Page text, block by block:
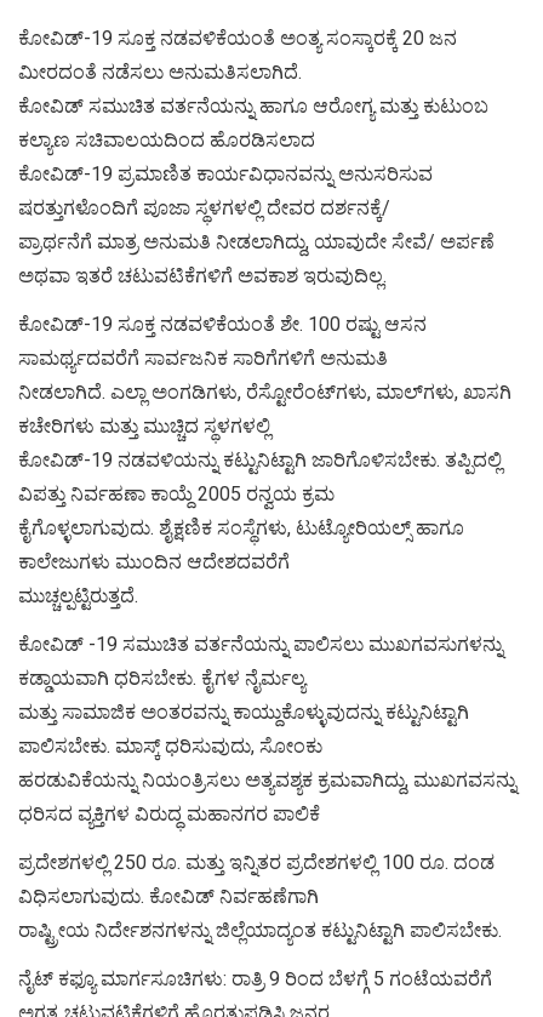
ಕೋವಿಡ್-19 ಸೂಕ್ತ ನಡವಳಿಕೆಯಂತೆ ಅಂತ್ಯ ಸಂಸ್ಕಾರಕ್ಕೆ 20 ಜನ
ಮೀರದಂತೆ ನಡೆಸಲು ಅನುಮತಿಸಲಾಗಿದೆ.
ಕೋವಿಡ್ ಸಮುಚಿತ ವರ್ತನೆಯನ್ನು ಹಾಗೂ ಆರೋಗ್ಯ ಮತ್ತು ಕುಟುಂಬ
ಕಲ್ಯಾಣ ಸಚಿವಾಲಯದಿಂದ ಹೊರಡಿಸಲಾದ
ಕೋವಿಡ್-19 ಪ್ರಮಾಣಿತ ಕಾರ್ಯವಿಧಾನವನ್ನು ಅನುಸರಿಸುವ
ಷರತ್ತುಗಳೊಂದಿಗೆ ಪೂಜಾ ಸ್ಥಳಗಳಲ್ಲಿ ದೇವರ ದರ್ಶನಕ್ಕೆ/
ಪ್ರಾರ್ಥನೆಗೆ ಮಾತ್ರ ಅನುಮತಿ ನೀಡಲಾಗಿದ್ದು, ಯಾವುದೇ ಸೇವೆ/ ಅರ್ಪಣೆ
ಅಥವಾ ಇತರೆ ಚಟುವಟಿಕೆಗಳಿಗೆ ಅವಕಾಶ ಇರುವುದಿಲ್ಲ.
ಕೋವಿಡ್-19 ಸೂಕ್ತ ನಡವಳಿಕೆಯಂತೆ ಶೇ. 100 ರಷ್ಟು ಆಸನ
ಸಾಮರ್ಥ್ಯದವರೆಗೆ ಸಾರ್ವಜನಿಕ ಸಾರಿಗೆಗಳಿಗೆ ಅನುಮತಿ
ನೀಡಲಾಗಿದೆ. ಎಲ್ಲಾ ಅಂಗಡಿಗಳು, ರೆಸ್ಟೋರೆಂಟ್‌ಗಳು, ಮಾಲ್‌ಗಳು, ಖಾಸಗಿ
ಕಚೇರಿಗಳು ಮತ್ತು ಮುಚ್ಚಿದ ಸ್ಥಳಗಳಲ್ಲಿ
ಕೋವಿಡ್-19 ನಡವಳಿಯನ್ನು ಕಟ್ಟುನಿಟ್ಟಾಗಿ ಜಾರಿಗೊಳಿಸಬೇಕು. ತಪ್ಪಿದಲ್ಲಿ
ವಿಪತ್ತು ನಿರ್ವಹಣಾ ಕಾಯ್ದೆ 2005 ರನ್ವಯ ಕ್ರಮ
ಕೈಗೊಳ್ಳಲಾಗುವುದು. ಶೈಕ್ಷಣಿಕ ಸಂಸ್ಥೆಗಳು, ಟುಟ್ಯೋರಿಯಲ್ಸ್ ಹಾಗೂ
ಕಾಲೇಜುಗಳು ಮುಂದಿನ ಆದೇಶದವರೆಗೆ
ಮುಚ್ಚಲ್ಪಟ್ಟಿರುತ್ತದೆ.
ಕೋವಿಡ್ -19 ಸಮುಚಿತ ವರ್ತನೆಯನ್ನು ಪಾಲಿಸಲು ಮುಖಗವಸುಗಳನ್ನು
ಕಡ್ಡಾಯವಾಗಿ ಧರಿಸಬೇಕು. ಕೈಗಳ ನೈರ್ಮಲ್ಯ
ಮತ್ತು ಸಾಮಾಜಿಕ ಅಂತರವನ್ನು ಕಾಯ್ದುಕೊಳ್ಳುವುದನ್ನು ಕಟ್ಟುನಿಟ್ಟಾಗಿ
ಪಾಲಿಸಬೇಕು. ಮಾಸ್ಕ್ ಧರಿಸುವುದು, ಸೋಂಕು
ಹರಡುವಿಕೆಯನ್ನು ನಿಯಂತ್ರಿಸಲು ಅತ್ಯವಶ್ಯಕ ಕ್ರಮವಾಗಿದ್ದು, ಮುಖಗವಸನ್ನು
ಧರಿಸದ ವ್ಯಕ್ತಿಗಳ ವಿರುದ್ಧ ಮಹಾನಗರ ಪಾಲಿಕೆ
ಪ್ರದೇಶಗಳಲ್ಲಿ 250 ರೂ. ಮತ್ತು ಇನ್ನಿತರ ಪ್ರದೇಶಗಳಲ್ಲಿ 100 ರೂ. ದಂಡ
ವಿಧಿಸಲಾಗುವುದು. ಕೋವಿಡ್ ನಿರ್ವಹಣೆಗಾಗಿ
ರಾಷ್ಟ್ರೀಯ ನಿರ್ದೇಶನಗಳನ್ನು ಜಿಲ್ಲೆಯಾದ್ಯಂತ ಕಟ್ಟುನಿಟ್ಟಾಗಿ ಪಾಲಿಸಬೇಕು.
ನೈಟ್ ಕಫ್ಯೂ ಮಾರ್ಗಸೂಚಿಗಳು: ರಾತ್ರಿ 9 ರಿಂದ ಬೆಳಗ್ಗೆ 5 ಗಂಟೆಯವರೆಗೆ